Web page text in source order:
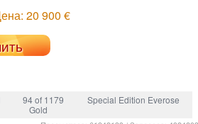
20 900 €
94 of 1179
Special Edition Everose
Gold